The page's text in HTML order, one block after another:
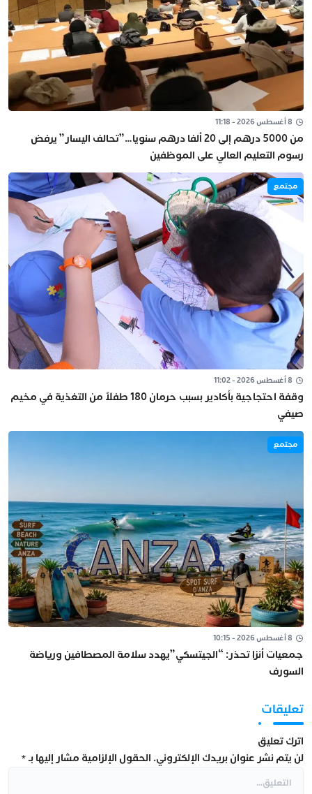
8 أغسطس 2026 - 11:18
من 5000 درهم إلى 20 ألفا درهم سنويا…”تحالف اليسار” يرفض
رسوم التعليم العالي على الموظفين
مجتمع
8 أغسطس 2026 - 11:02
وقفة احتجاجية بأكادير بسبب حرمان 180 طفلاً من التغذية في مخيم
صيفي
مجتمع
8 أغسطس 2026 - 10:15
جمعيات أنزا تحذر: “الجيتسكي”يهدد سلامة المصطافين ورياضة
السورف
تعليقات
اترك تعليق
لن يتم نشر عنوان بريدك الإلكتروني. الحقول الإلزامية مشار إليها بـ*